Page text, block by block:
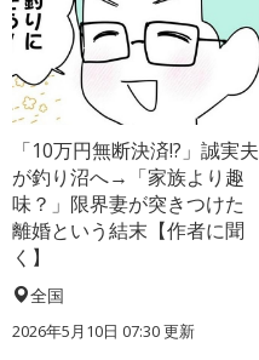
「10万円無断決済!?」誠実夫
が釣り沼へ→「家族より趣
味？」限界妻が突きつけた
離婚という結末【作者に聞
く】
全国
2026年5月10日 07:30 更新